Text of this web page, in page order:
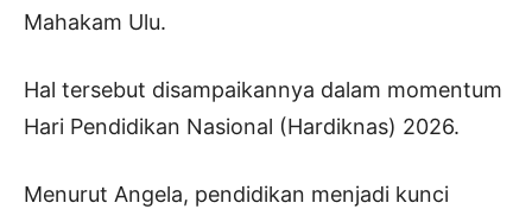
Mahakam Ulu.
Hal tersebut disampaikannya dalam momentum
Hari Pendidikan Nasional (Hardiknas) 2026.
Menurut Angela, pendidikan menjadi kunci